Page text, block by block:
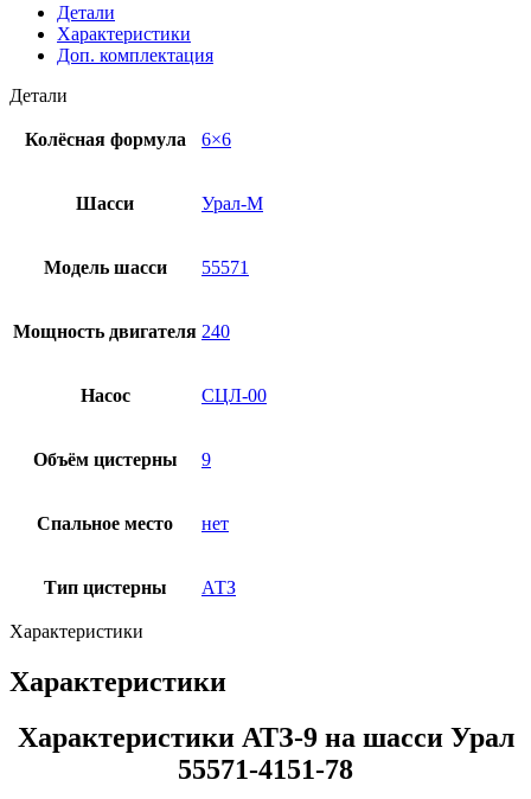
Детали
Характеристики
Доп. комплектация
Детали
Колёсная формула 6×6
Шасси Урал-М
Модель шасси 55571
Мощность двигателя 240
Насос СЦЛ-00
Объём цистерны 9
Спальное место нет
Тип цистерны АТЗ
Характеристики
Характеристики
Характеристики АТЗ-9 на шасси Урал
55571-4151-78